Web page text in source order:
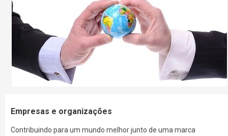
Empresas e organizações
Contribuindo para um mundo melhor junto de uma marca